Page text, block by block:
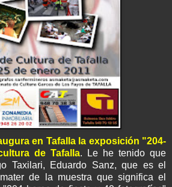
en Tafalla la exposición "204-
de Tafalla. Le he tenido que
Taxilari, Eduardo Sanz, que es el
de la muestra que significa el